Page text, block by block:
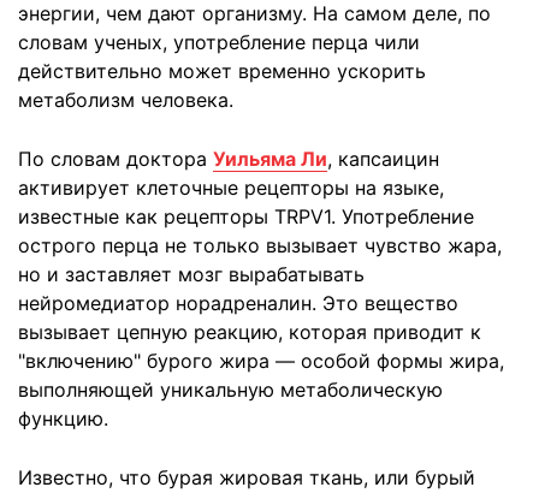
энергии, чем дают организму. На самом деле, по
словам ученых, употребление перца чили
действительно может временно ускорить
метаболизм человека.
По словам доктора Уильяма Ли, капсаицин
активирует клеточные рецепторы на языке,
известные как рецепторы TRPV1. Употребление
острого перца не только вызывает чувство жара,
но и заставляет мозг вырабатывать
нейромедиатор норадреналин. Это вещество
вызывает цепную реакцию, которая приводит к
"включению" бурого жира — особой формы жира,
выполняющей уникальную метаболическую
функцию.
Известно, что бурая жировая ткань, или бурый